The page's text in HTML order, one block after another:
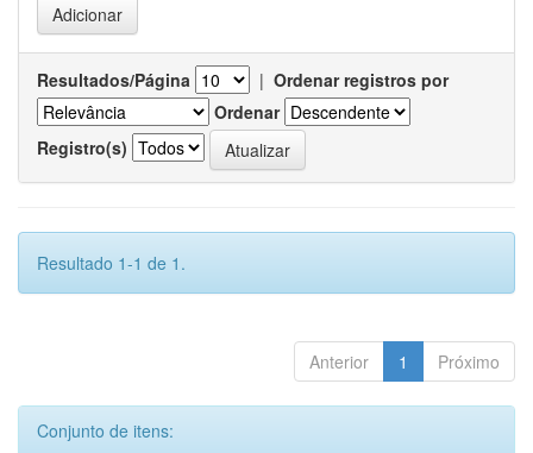
Resultados/Página | Ordenar registros por
Ordenar
Registro(s)
Resultado 1-1 de 1.
Anterior 1 Próximo
Conjunto de itens: